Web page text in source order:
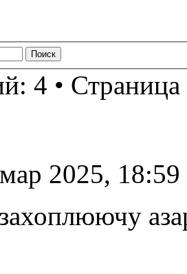
4 • Страница
2025, 18:59